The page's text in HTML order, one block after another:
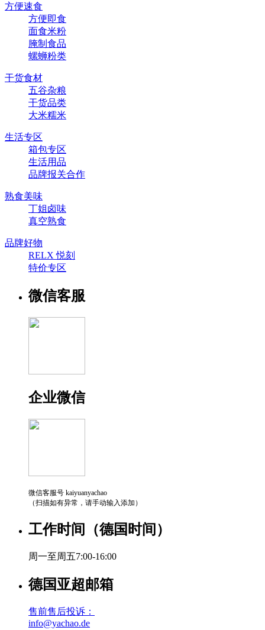
方便速食
方便即食
面食米粉
腌制食品
螺蛳粉类
干货食材
五谷杂粮
干货品类
大米糯米
生活专区
箱包专区
生活用品
品牌报关合作
熟食美味
丁姐卤味
真空熟食
品牌好物
RELX 悦刻
特价专区
微信客服
企业微信
微信客服号 kaiyuanyachao
（扫描如有异常，请手动输入添加）
工作时间（德国时间）
周一至周五7:00-16:00
德国亚超邮箱
售前售后投诉：
info@yachao.de